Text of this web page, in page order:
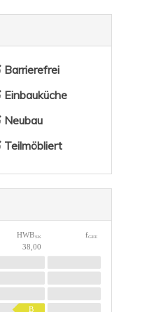
Barrierefrei
Einbauküche
Neubau
Teilmöbliert
HWB SK
38,00
fGEE
B